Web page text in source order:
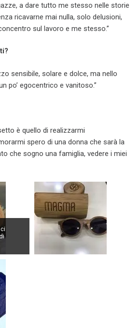
a dare tutto me stesso nelle storie
ricavarne mai nulla, solo delusioni,
sul lavoro e me stesso.”
sensibile, solare e dolce, ma nello
po’ egocentrico e vanitoso.”
è quello di realizzarmi
spero di una donna che sarà la
che sogno una famiglia, vedere i miei